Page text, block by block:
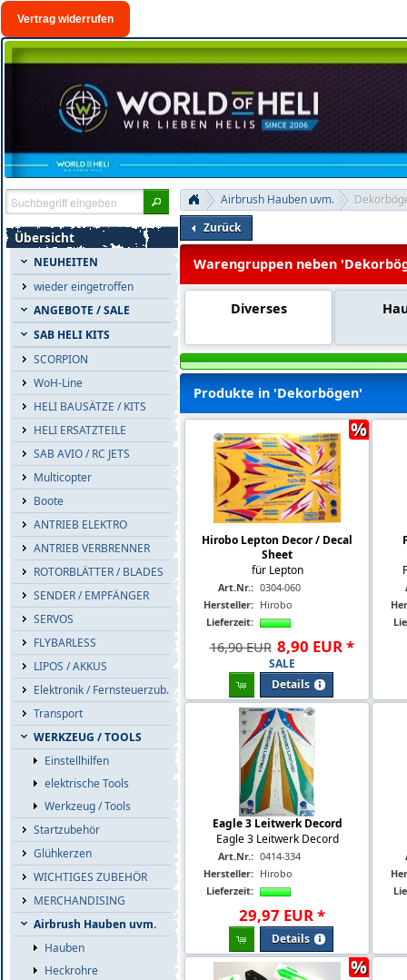
Vertrag widerrufen
Übersicht
NEUHEITEN
wieder eingetroffen
ANGEBOTE / SALE
SAB HELI KITS
SCORPION
WoH-Line
HELI BAUSÄTZE / KITS
HELI ERSATZTEILE
SAB AVIO / RC JETS
Multicopter
Boote
ANTRIEB ELEKTRO
ANTRIEB VERBRENNER
ROTORBLÄTTER / BLADES
SENDER / EMPFÄNGER
SERVOS
FLYBARLESS
LIPOS / AKKUS
Elektronik / Fernsteuerzub.
Transport
WERKZEUG / TOOLS
Einstellhilfen
elektrische Tools
Werkzeug / Tools
Startzubehör
Glühkerzen
WICHTIGES ZUBEHÖR
MERCHANDISING
Airbrush Hauben uvm.
Hauben
Heckrohre
Airbrush Hauben uvm.
Zurück
Warengruppen neben
Diverses
Produkte in 'Dekorbögen'
Hirobo Lepton Decor / Decal
Sheet
für Lepton
Art.Nr.: 0304-060
Hersteller: Hirobo
Lieferzeit:
16,90 EUR 8,90 EUR*
SALE
Details
%
Eagle 3 Leitwerk Decord
Eagle 3 Leitwerk Decord
Art.Nr.: 0414-334
Hersteller: Hirobo
Lieferzeit:
29,97 EUR*
Details
%